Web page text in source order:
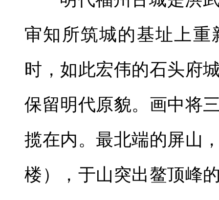
审知所筑城的基址上
时，如此宏伟的石头府
保留明代原貌。画中将
揽在内。最北端的屏山
楼），于山突出鳌顶峰